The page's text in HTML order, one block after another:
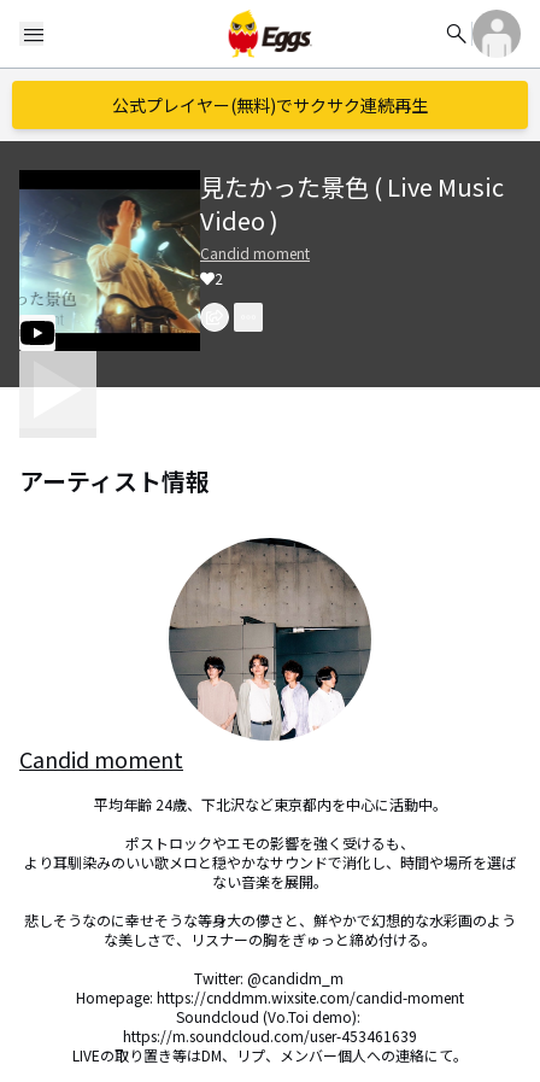
menu search
公式プレイヤー(無料)でサクサク連続再生
見たかった景色 ( Live Music
Video )
Candid moment
2
アーティスト情報
Candid moment
平均年齢 24歳、下北沢など東京都内を中心に活動中。
ポストロックやエモの影響を強く受けるも、
より耳馴染みのいい歌メロと穏やかなサウンドで消化し、時間や場所を選ば
ない音楽を展開。
悲しそうなのに幸せそうな等身大の儚さと、鮮やかで幻想的な水彩画のよう
な美しさで、リスナーの胸をぎゅっと締め付ける。
Twitter: @candidm_m
Homepage: https://cnddmm.wixsite.com/candid-moment
Soundcloud (Vo.Toi demo):
https://m.soundcloud.com/user-453461639
LIVEの取り置き等はDM、リプ、メンバー個人への連絡にて。